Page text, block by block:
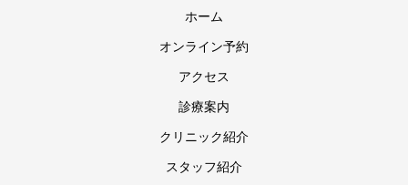
ホーム
オンライン予約
アクセス
診療案内
クリニック紹介
スタッフ紹介